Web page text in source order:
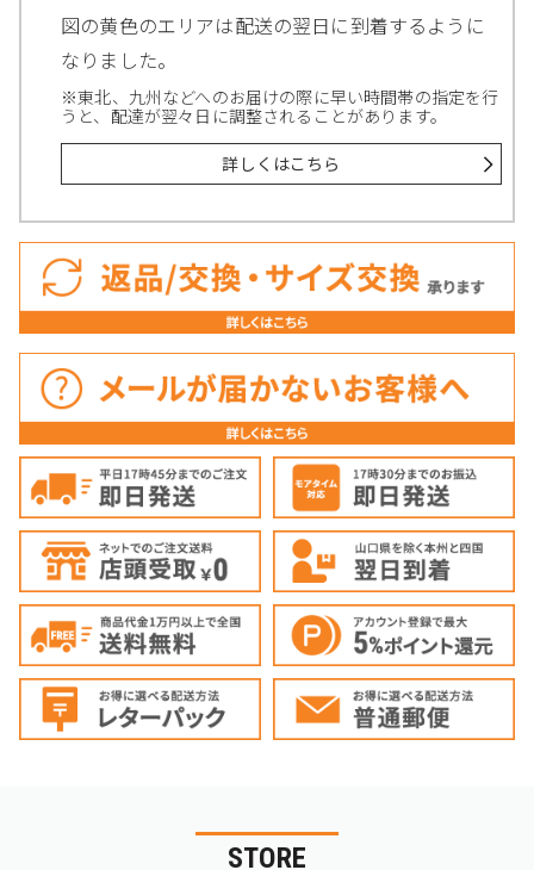
図の黄色のエリアは配送の翌日に到着するように
なりました。
※東北、九州などへのお届けの際に早い時間帯の指定を行
うと、配達が翌々日に調整されることがあります。
詳しくはこちら
STORE